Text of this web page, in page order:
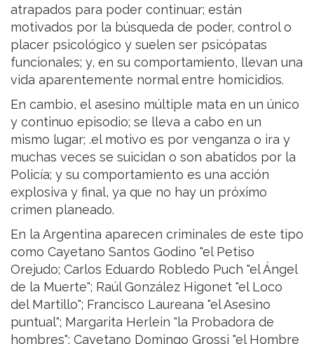
atrapados para poder continuar; están
motivados por la búsqueda de poder, control o
placer psicológico y suelen ser psicópatas
funcionales; y, en su comportamiento, llevan una
vida aparentemente normal entre homicidios.
En cambio, el asesino múltiple mata en un único
y continuo episodio; se lleva a cabo en un
mismo lugar; .el motivo es por venganza o ira y
muchas veces se suicidan o son abatidos por la
Policía; y su comportamiento es una acción
explosiva y final, ya que no hay un próximo
crimen planeado.
En la Argentina aparecen criminales de este tipo
como Cayetano Santos Godino "el Petiso
Orejudo; Carlos Eduardo Robledo Puch "el Ángel
de la Muerte"; Raúl González Higonet "el Loco
del Martillo"; Francisco Laureana "el Asesino
puntual"; Margarita Herlein "la Probadora de
hombres"; Cayetano Domingo Grossi "el Hombre